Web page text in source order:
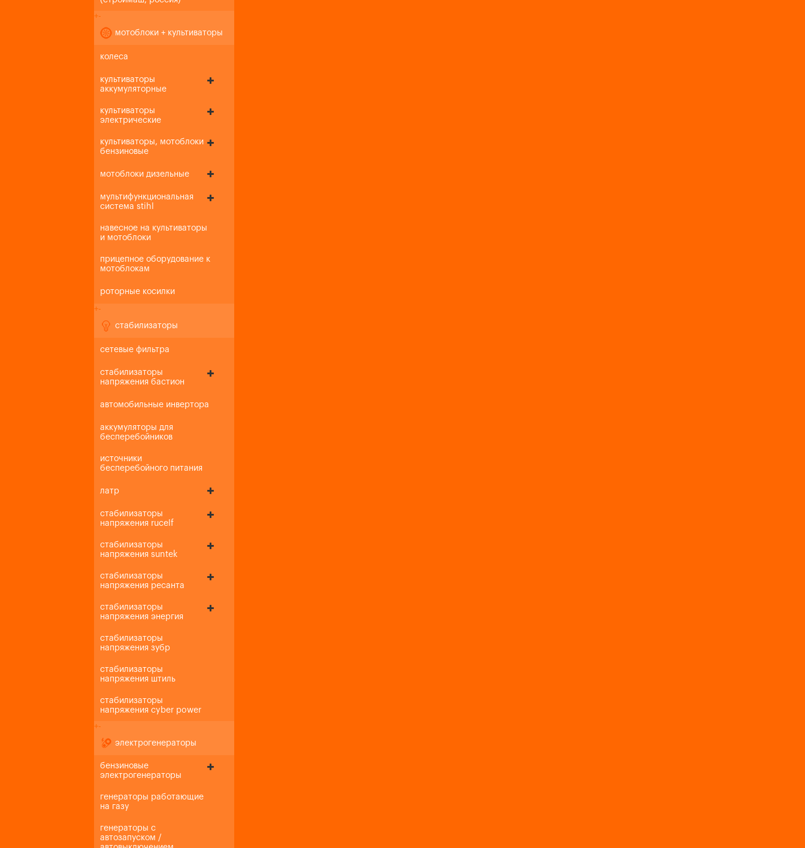
+-
мотоблоки + культиваторы
колеса
культиваторы
аккумуляторные
культиваторы
электрические
культиваторы, мотоблоки
бензиновые
мотоблоки дизельные
мультифункциональная
система stihl
навесное на культиваторы
и мотоблоки
прицепное оборудование к
мотоблокам
роторные косилки
+-
стабилизаторы
сетевые фильтра
стабилизаторы
напряжения бастион
автомобильные инвертора
аккумуляторы для
бесперебойников
источники
бесперебойного питания
латр
стабилизаторы
напряжения rucelf
стабилизаторы
напряжения suntek
стабилизаторы
напряжения ресанта
стабилизаторы
напряжения энергия
стабилизаторы
напряжения зубр
стабилизаторы
напряжения штиль
стабилизаторы
напряжения cyber power
+-
электрогенераторы
бензиновые
электрогенераторы
генераторы работающие
на газу
генераторы с
автозапуском /